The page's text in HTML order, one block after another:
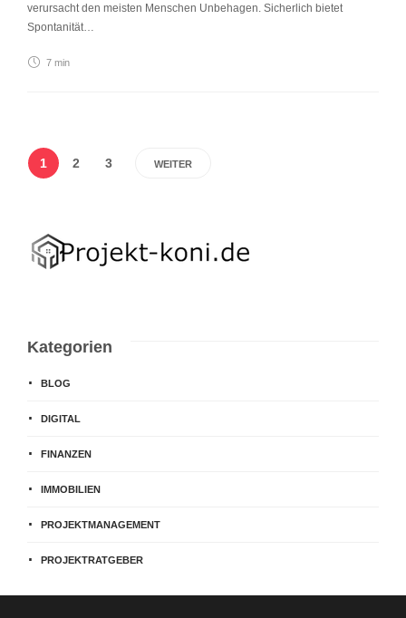
verursacht den meisten Menschen Unbehagen. Sicherlich bietet
Spontanität…
7 min
1 2 3 WEITER
Kategorien
BLOG
DIGITAL
FINANZEN
IMMOBILIEN
PROJEKTMANAGEMENT
PROJEKTRATGEBER